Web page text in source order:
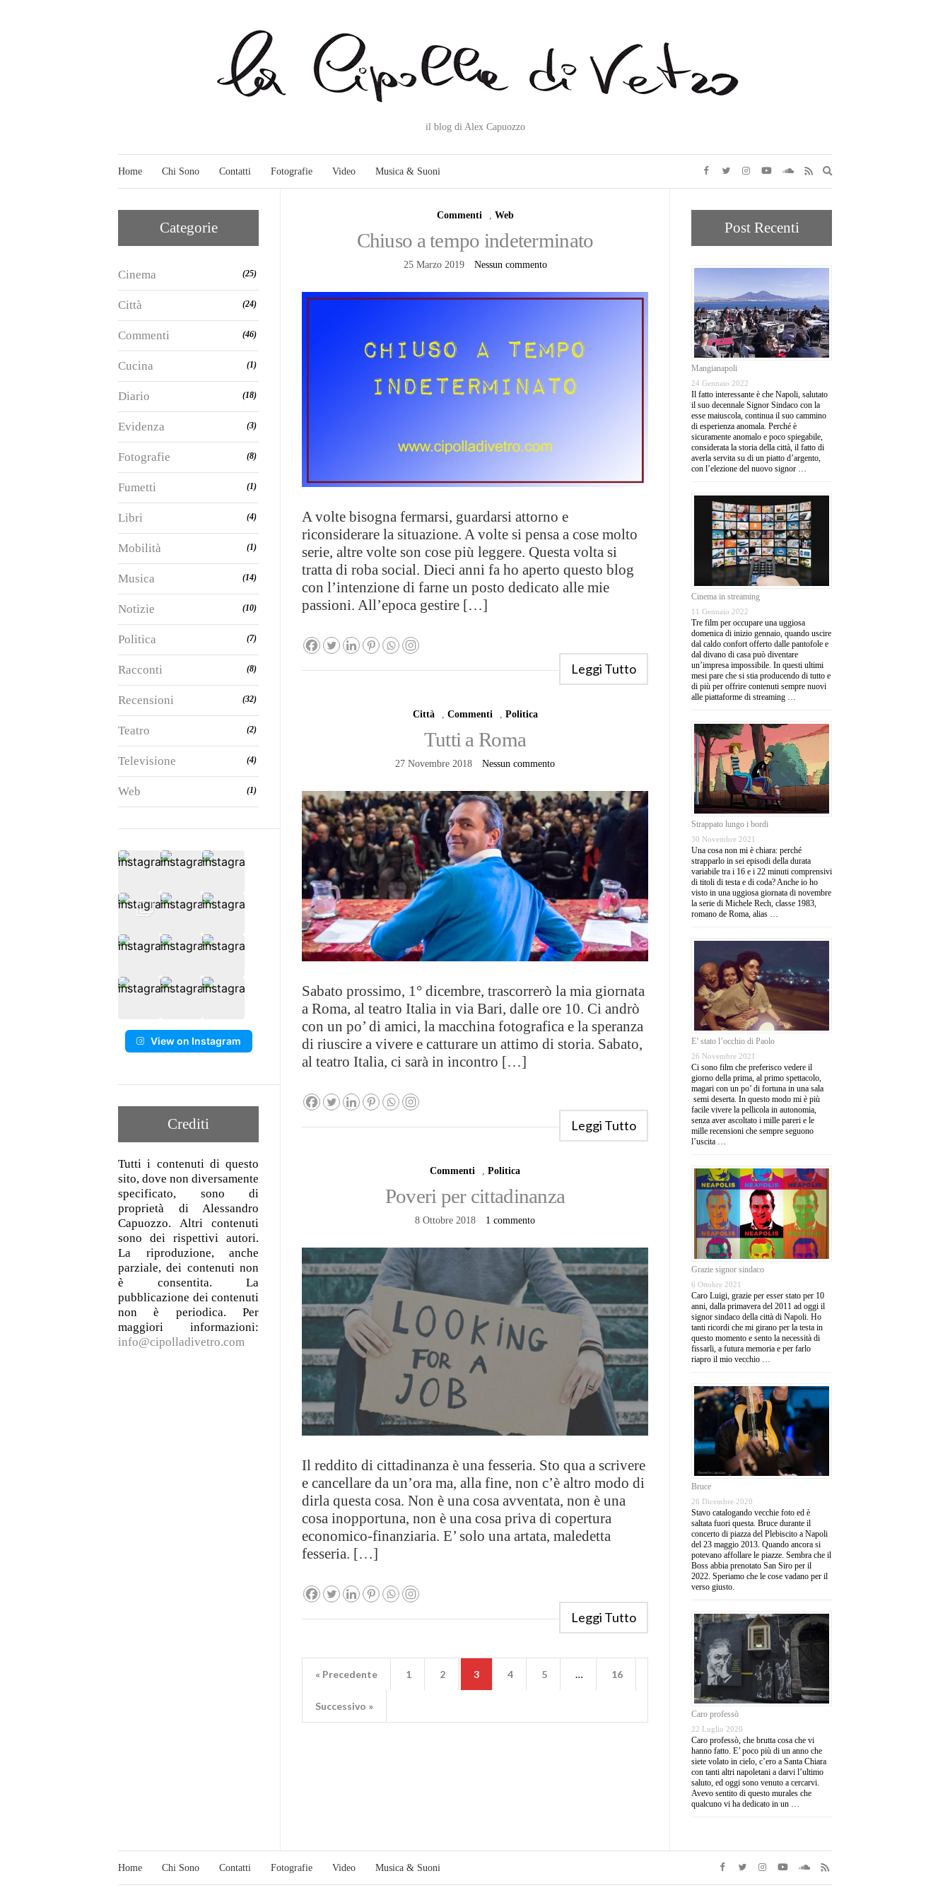
il blog di Alex Capuozzo
Home Chi Sono Contatti Fotografie Video Musica & Suoni
form
Commenti , Web
Chiuso a tempo indeterminato
25 Marzo 2019 Nessun commento
A volte bisogna fermarsi, guardarsi attorno e
riconsiderare la situazione. A volte si pensa a cose molto
serie, altre volte son cose più leggere. Questa volta si
tratta di roba social. Dieci anni fa ho aperto questo blog
con l’intenzione di farne un posto dedicato alle mie
passioni. All’epoca gestire […]
Leggi Tutto
Città Commenti Politica
Tutti a Roma
27 Novembre 2018 Nessun commento
Sabato prossimo, 1° dicembre, trascorrerò la mia giornata
a Roma, al teatro Italia in via Bari, dalle ore 10. Ci andrò
con un po’ di amici, la macchina fotografica e la speranza
di riuscire a vivere e catturare un attimo di storia. Sabato,
al teatro Italia, ci sarà in incontro […]
Leggi Tutto
Commenti Politica
Poveri per cittadinanza
8 Ottobre 2018 1 commento
Il reddito di cittadinanza è una fesseria. Sto qua a scrivere
e cancellare da un’ora ma, alla fine, non c’è altro modo di
dirla questa cosa. Non è una cosa avventata, non è una
cosa inopportuna, non è una cosa priva di copertura
economico-finanziaria. E’ solo una artata, maledetta
fesseria. […]
Leggi Tutto
« Precedente 1 2 3 4 5 … 16
Successivo »
Categorie
Cinema (25)
Città (24)
Commenti (46)
Cucina (1)
Diario (18)
Evidenza (3)
Fotografie (8)
Fumetti (1)
Libri (4)
Mobilità (1)
Musica (14)
Notizie (10)
Politica (7)
Racconti (8)
Recensioni (32)
Teatro (2)
Televisione (4)
Web (1)
View on Instagram
Crediti
Tutti i contenuti di questo
sito, dove non diversamente
specificato, sono di
proprietà di Alessandro
Capuozzo. Altri contenuti
sono dei rispettivi autori.
La riproduzione, anche
parziale, dei contenuti non
è consentita. La
pubblicazione dei contenuti
non è periodica. Per
maggiori informazioni:
info@cipolladivetro.com
Post Recenti
Mangianapoli
24 Gennaio 2022
Il fatto interessante è che Napoli, salutato
il suo decennale Signor Sindaco con la
esse maiuscola, continua il suo cammino
di esperienza anomala. Perché è
sicuramente anomalo e poco spiegabile,
considerata la storia della città, il fatto di
averla servita su di un piatto d’argento,
con l’elezione del nuovo signor …
Cinema in streaming
11 Gennaio 2022
Tre film per occupare una uggiosa
domenica di inizio gennaio, quando uscire
dal caldo confort offerto dalle pantofole e
dal divano di casa può diventare
un’impresa impossibile. In questi ultimi
mesi pare che si stia producendo di tutto e
di più per offrire contenuti sempre nuovi
alle piattaforme di streaming …
Strappato lungo i bordi
30 Novembre 2021
Una cosa non mi è chiara: perché
strapparlo in sei episodi della durata
variabile tra i 16 e i 22 minuti comprensivi
di titoli di testa e di coda? Anche io ho
visto in una uggiosa giornata di novembre
la serie di Michele Rech, classe 1983,
romano de Roma, alias …
E’ stato l’occhio di Paolo
26 Novembre 2021
Ci sono film che preferisco vedere il
giorno della prima, al primo spettacolo,
magari con un po’ di fortuna in una sala
semi deserta. In questo modo mi è più
facile vivere la pellicola in autonomia,
senza aver ascoltato i mille pareri e le
mille recensioni che sempre seguono
l’uscita …
Grazie signor sindaco
6 Ottobre 2021
Caro Luigi, grazie per esser stato per 10
anni, dalla primavera del 2011 ad oggi il
signor sindaco della città di Napoli. Ho
tanti ricordi che mi girano per la testa in
questo momento e sento la necessità di
fissarli, a futura memoria e per farlo
riapro il mio vecchio …
Bruce
26 Dicembre 2020
Stavo catalogando vecchie foto ed è
saltata fuori questa. Bruce durante il
concerto di piazza del Plebiscito a Napoli
del 23 maggio 2013. Quando ancora si
potevano affollare le piazze. Sembra che il
Boss abbia prenotato San Siro per il
2022. Speriamo che le cose vadano per il
verso giusto.
Caro professò
22 Luglio 2020
Caro professò, che brutta cosa che vi
hanno fatto. E’ poco più di un anno che
siete volato in cielo, c’ero a Santa Chiara
con tanti altri napoletani a darvi l’ultimo
saluto, ed oggi sono venuto a cercarvi.
Avevo sentito di questo murales che
qualcuno vi ha dedicato in un …
Home Chi Sono Contatti Fotografie Video Musica & Suoni